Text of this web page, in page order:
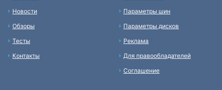
Новости
Обзоры
Тесты
Контакты
Параметры шин
Параметры дисков
Реклама
Для правообладателей
Соглашение